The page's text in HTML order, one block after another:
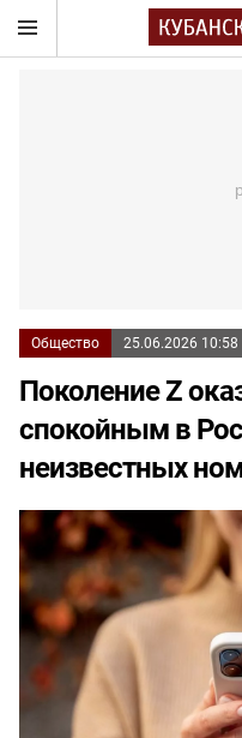
Общество 25.06.2026 10:58
Поколение Z
спокойным в
неизвестных